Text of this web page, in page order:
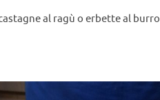
al ragù o erbette al burro